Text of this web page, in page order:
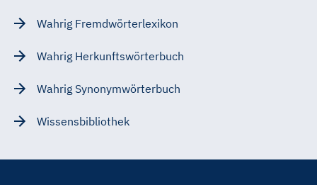
Wahrig Fremdwörterlexikon
Wahrig Herkunftswörterbuch
Wahrig Synonymwörterbuch
Wissensbibliothek